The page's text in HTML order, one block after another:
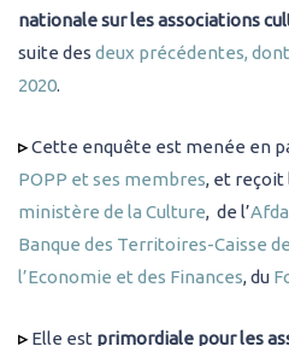
nationale sur les associations
suite des deux précédentes,
2020.
▹Cette enquête est menée en
POPP et ses membres, et reçoit
ministère de la Culture, de l’
Banque des Territoires-Caisse
l’Economie et des Finances, du
▹Elle est primordiale pour les